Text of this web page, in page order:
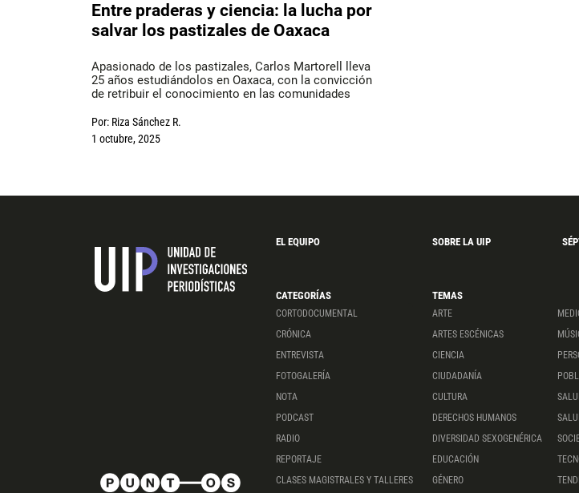
Entre praderas y ciencia: la lucha por
salvar los pastizales de Oaxaca
Apasionado de los pastizales, Carlos Martorell lleva
25 años estudiándolos en Oaxaca, con la convicción
de retribuir el conocimiento en las comunidades
Por: Riza Sánchez R.
1 octubre, 2025
EL EQUIPO SOBRE LA UIP
CATEGORÍAS
CORTODOCUMENTAL
CRÓNICA
ENTREVISTA
FOTOGALERÍA
NOTA
PODCAST
RADIO
REPORTAJE
CLASES MAGISTRALES Y TALLERES
TEMAS
ARTE
ARTES ESCÉNICAS
CIENCIA
CIUDADANÍA
CULTURA
DERECHOS HUMANOS
DIVERSIDAD SEXOGENÉRICA
EDUCACIÓN
GÉNERO